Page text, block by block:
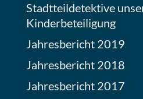
Stadtteildetektive
Kinderbeteiligung
Jahresbericht 2019
Jahresbericht 2018
Jahresbericht 2017